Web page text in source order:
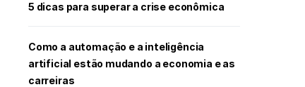
5 dicas para superar a crise econômica
Como a automação e a inteligência
artificial estão mudando a economia e as
carreiras